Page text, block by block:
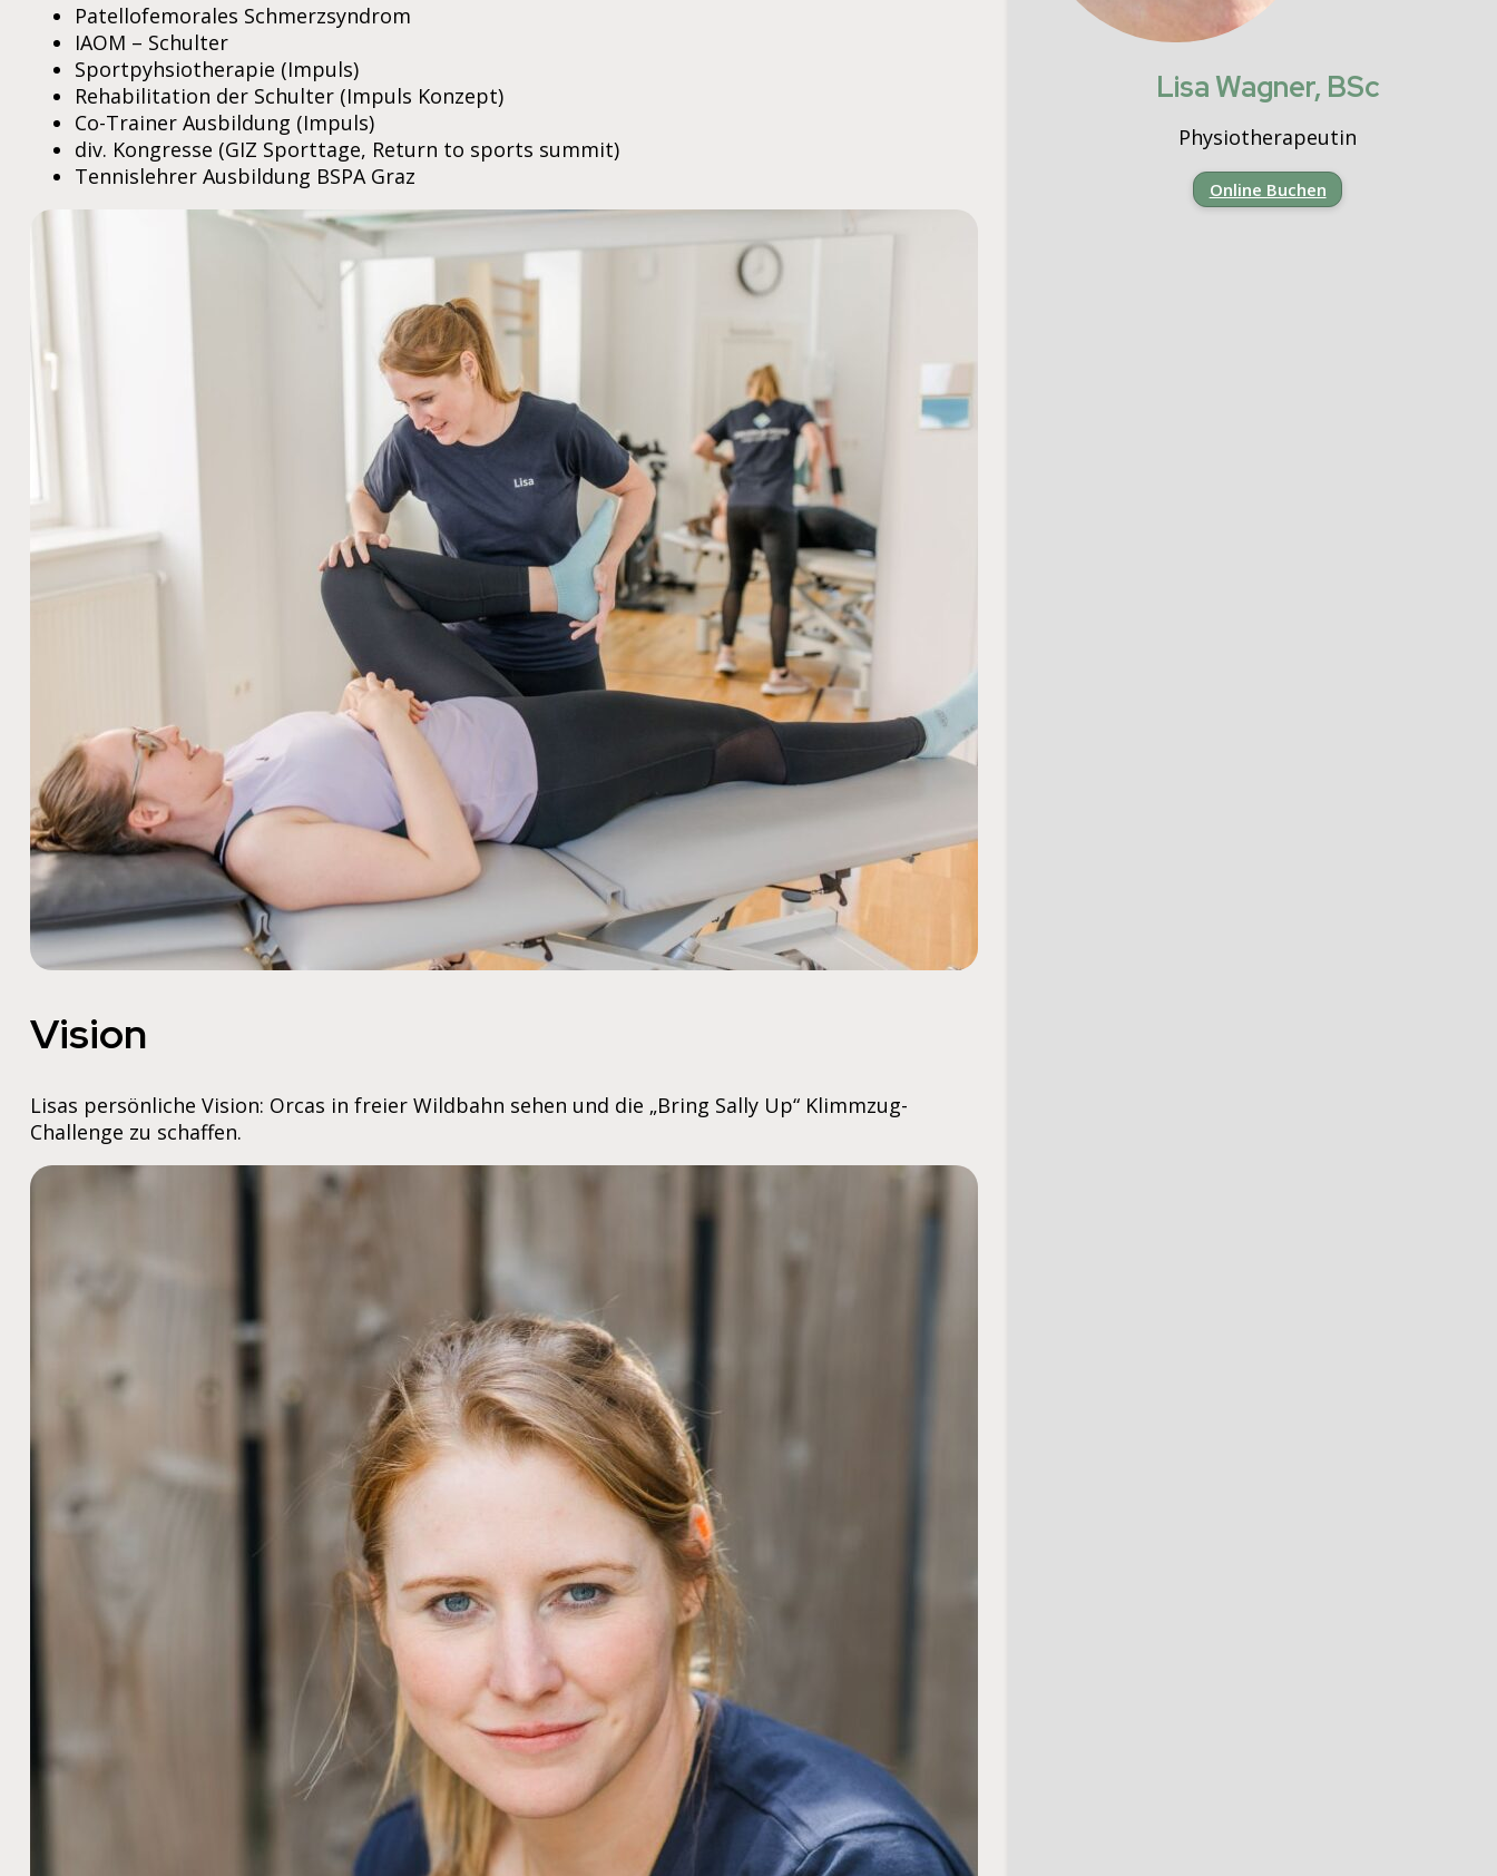
Patellofemorales Schmerzsyndrom
IAOM – Schulter
Sportpyhsiotherapie (Impuls)
Rehabilitation der Schulter (Impuls Konzept)
Co-Trainer Ausbildung (Impuls)
div. Kongresse (GIZ Sporttage, Return to sports summit)
Tennislehrer Ausbildung BSPA Graz
Vision
Lisas persönliche Vision: Orcas in freier Wildbahn sehen und die „Bring Sally Up“ Klimmzug-
Challenge zu schaffen.
Lisa Wagner, BSc
Physiotherapeutin
Online Buchen